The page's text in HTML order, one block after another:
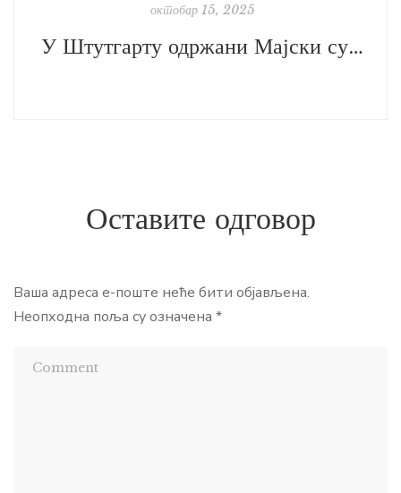
октобар 15, 2025
У Штутгарту одржани Мајски сусрети писаца
Оставите одговор
Ваша адреса е-поште неће бити објављена.
Неопходна поља су означена *